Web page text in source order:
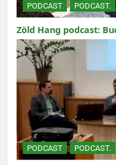
PODCAST PODCAST.
Zöld Hang podcast:
PODCAST PODCAST.